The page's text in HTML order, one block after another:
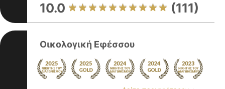
10.0 (111)
Οικολογική Εφέσσου